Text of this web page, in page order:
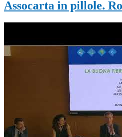
Assocarta in pillole.